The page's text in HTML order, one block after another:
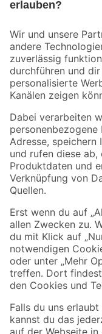
Der toom Newsletter:
Zur Newsletter
Folge uns
Zahlungsarten
Sicher einkaufen
Jetzt die toom-App
Alle Preisangaben in EUR inkl.
Umständen nicht in allen